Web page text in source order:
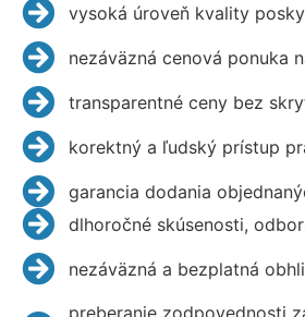
vysoká úroveň kvality
nezáväzná cenová ponuka
transparentné ceny bez
korektný a ľudský prístup
garancia dodania
dlhoročné skúsenosti,
nezáväzná a bezplatná
preberanie zodpovednosti